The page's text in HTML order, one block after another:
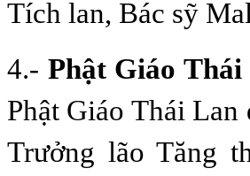
Tích lan, Bác sỹ
4.- Phật Giáo Thái
Phật Giáo Thái
Trưởng lão Tăng